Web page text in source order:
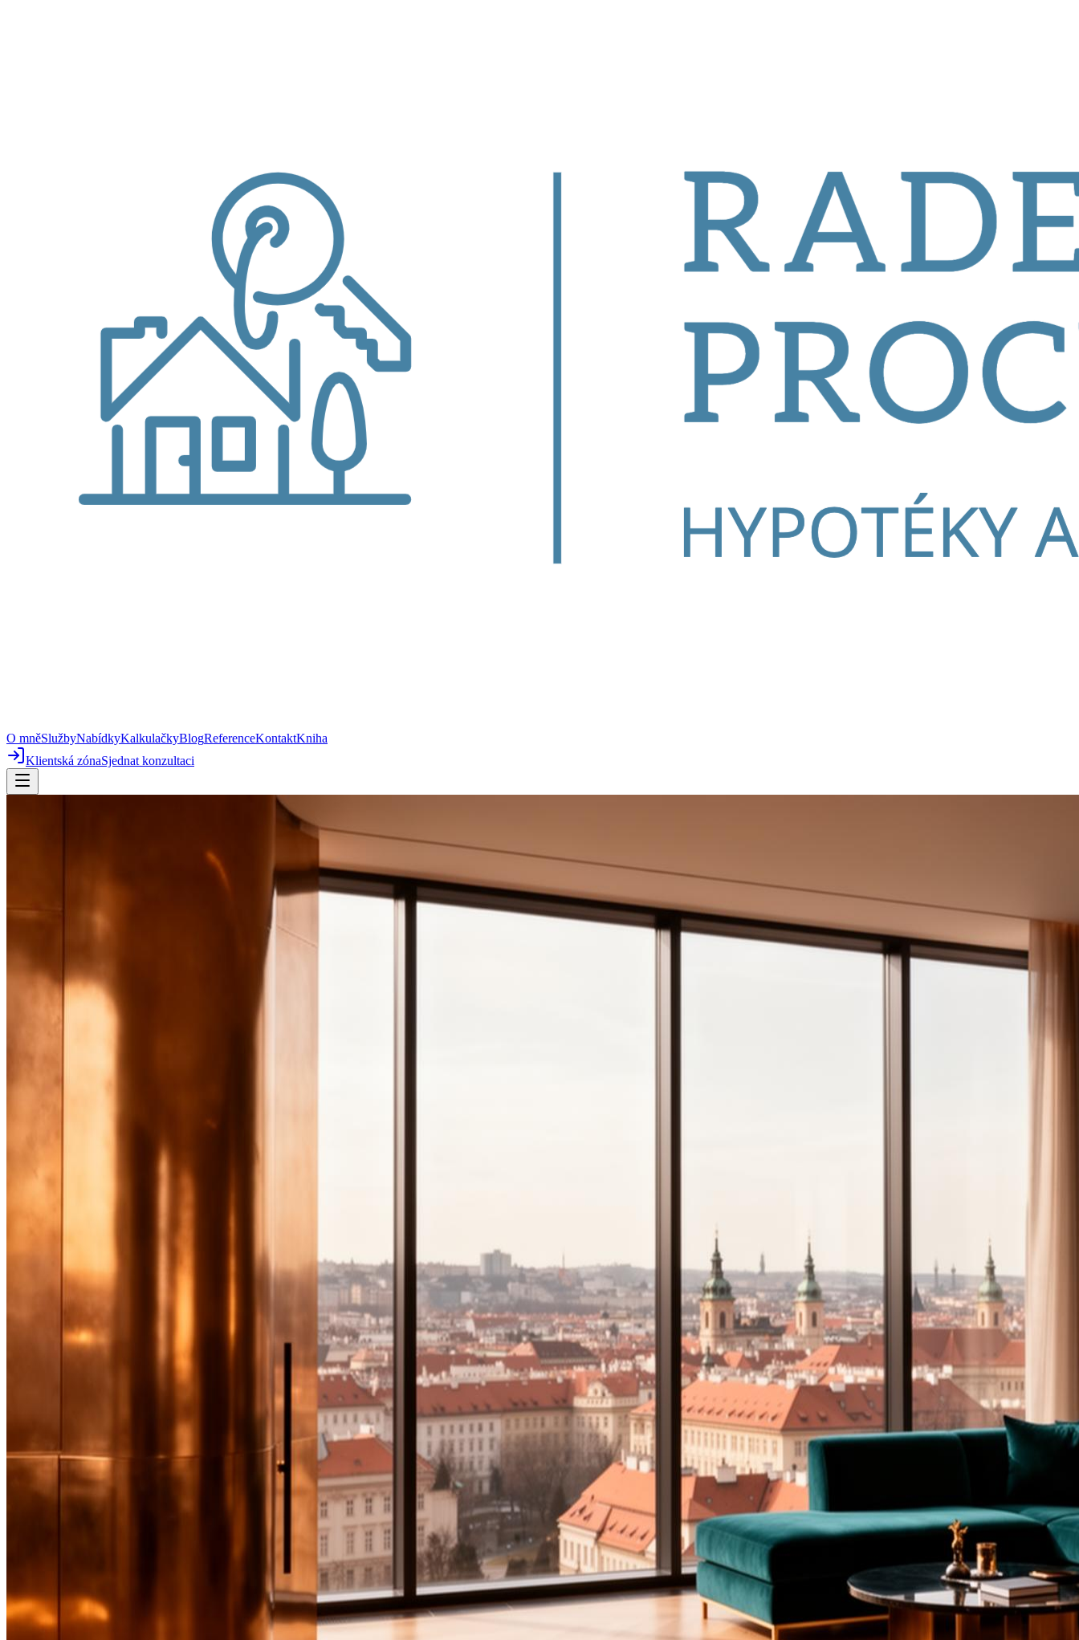
O mněSlužbyNabídkyKalkulačkyBlogReferenceKontaktKniha
Klientská zónaSjednat konzultaci